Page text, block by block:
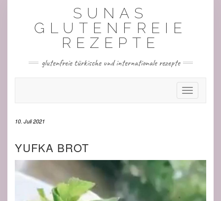
SUNAS
GLUTENFREIE
REZEPTE
glutenfreie türkische und internationale rezepte
Toggle
10. Juli 2021
YUFKA BROT